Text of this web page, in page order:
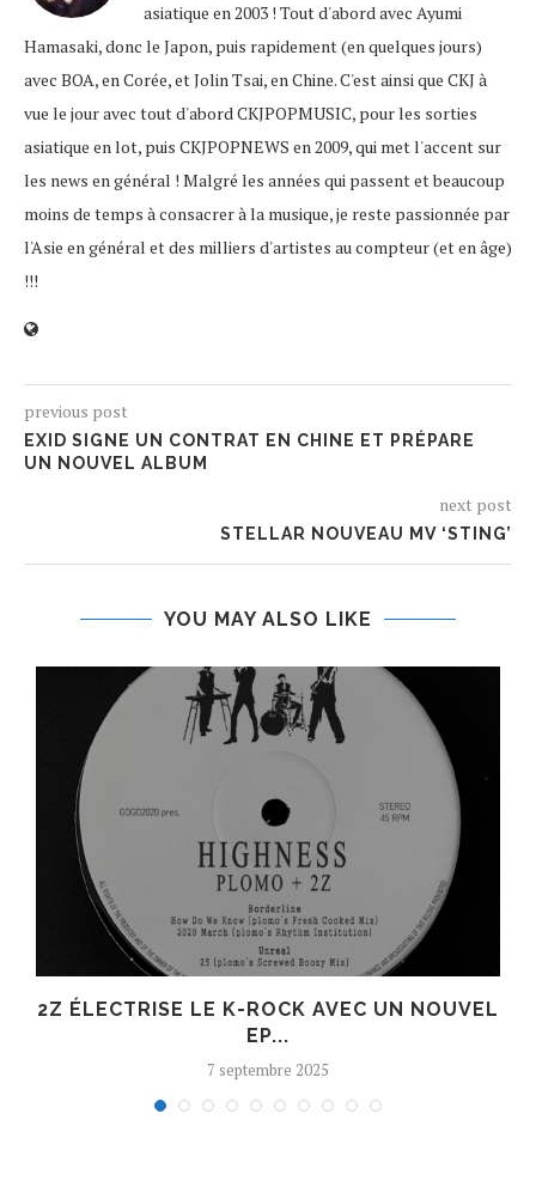
asiatique en 2003 ! Tout d'abord avec Ayumi
Hamasaki, donc le Japon, puis rapidement (en quelques jours)
avec BOA, en Corée, et Jolin Tsai, en Chine. C'est ainsi que CKJ à
vue le jour avec tout d'abord CKJPOPMUSIC, pour les sorties
asiatique en lot, puis CKJPOPNEWS en 2009, qui met l'accent sur
les news en général ! Malgré les années qui passent et beaucoup
moins de temps à consacrer à la musique, je reste passionnée par
l'Asie en général et des milliers d'artistes au compteur (et en âge)
!!!
previous post
EXID SIGNE UN CONTRAT EN CHINE ET PRÉPARE
UN NOUVEL ALBUM
next post
STELLAR NOUVEAU MV ‘STING’
YOU MAY ALSO LIKE
2Z ÉLECTRISE LE K-ROCK AVEC UN NOUVEL
EP...
7 septembre 2025